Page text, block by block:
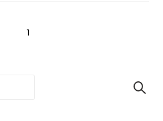
1